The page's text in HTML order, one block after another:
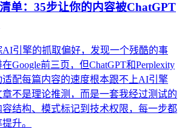
单：35步让你的内容被ChatGPT
引擎的抓取偏好，发现一个残酷的事
Google前三页，但ChatGPT和Perplexity
配每篇内容的速度根本跟不上AI引擎
不是理论推测，而是一套我经过测试的
结构、模式标记到技术权限，每一步都
升。